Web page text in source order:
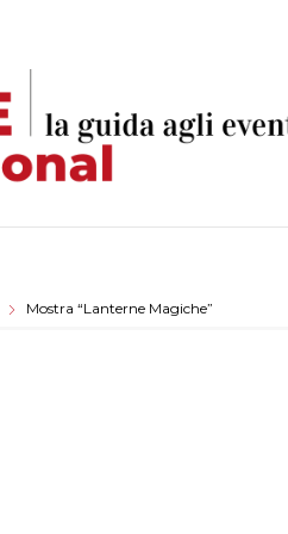
Mostra “Lanterne Magiche”